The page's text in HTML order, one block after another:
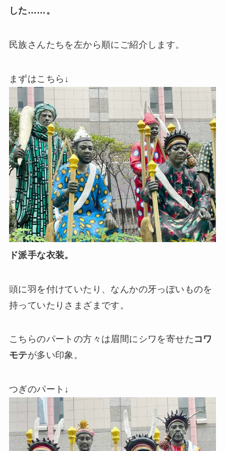
した……。
民族さんたちを左から順にご紹介します。
まずはこちら↓
ド派手な衣装。
頭に羽を付けていたり、なんかの牙っぽいものを
持っていたりさまざまです。
こちらのパートの方々は眉間にシワを寄せた コワ
モテが多い印象。
つぎのパート↓